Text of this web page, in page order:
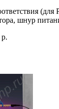
(для
шнур